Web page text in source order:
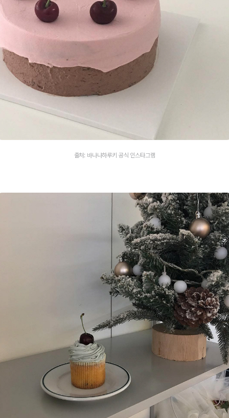
출처: 바나나하루키 공식 인스타그램